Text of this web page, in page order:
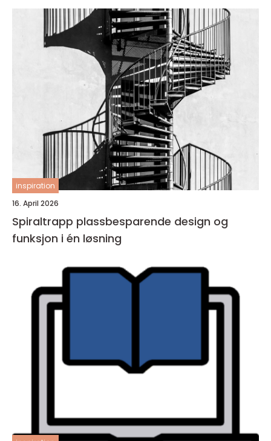
inspiration
16. April 2026
Spiraltrapp plassbesparende design og
funksjon i én løsning